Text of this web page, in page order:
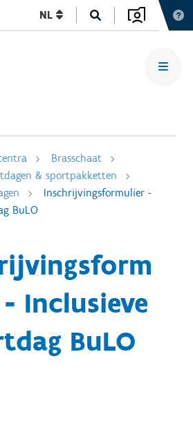
NL
Brasschaat
& sportpakketten
Inschrijvingsformulier -
BuLO
Inclusieve
BuLO